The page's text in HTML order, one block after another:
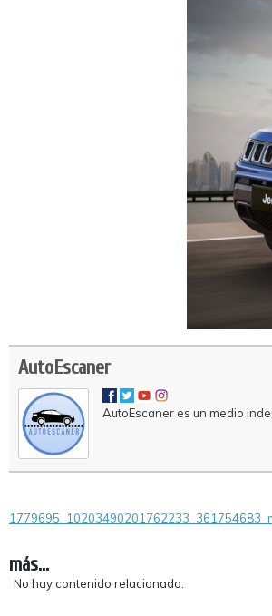
AutoEscaner
AutoEscaner es un medio
más...
No hay contenido relacionado.